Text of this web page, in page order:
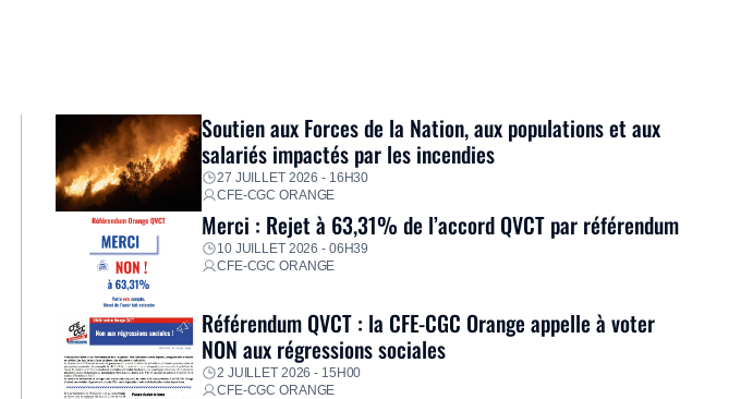
Soutien aux Forces de la Nation, aux populations et aux
salariés impactés par les incendies
27 JUILLET 2026 - 16H30
CFE-CGC ORANGE
Merci : Rejet à 63,31% de l’accord QVCT par référendum
10 JUILLET 2026 - 06H39
CFE-CGC ORANGE
Référendum QVCT : la CFE-CGC Orange appelle à voter
NON aux régressions sociales
2 JUILLET 2026 - 15H00
CFE-CGC ORANGE